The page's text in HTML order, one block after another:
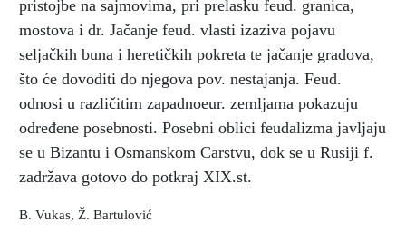
pristojbe na sajmovima, pri prelasku feud. granica,
mostova i dr. Jačanje feud. vlasti izaziva pojavu
seljačkih buna i heretičkih pokreta te jačanje gradova,
što će dovoditi do njegova pov. nestajanja. Feud.
odnosi u različitim zapadnoeur. zemljama pokazuju
određene posebnosti. Posebni oblici feudalizma javljaju
se u Bizantu i Osmanskom Carstvu, dok se u Rusiji f.
zadržava gotovo do potkraj XIX.st.
B. Vukas, Ž. Bartulović